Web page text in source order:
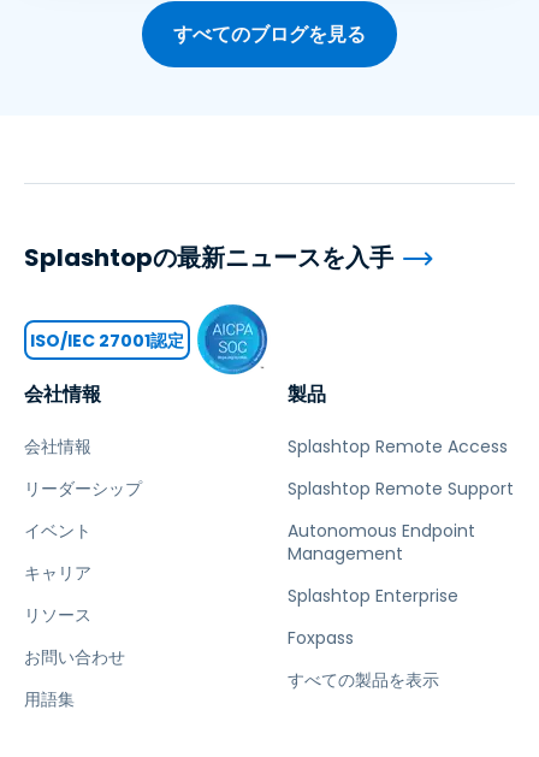
すべてのブログを見る
会社情報
会社情報
リーダーシップ
イベント
キャリア
リソース
お問い合わせ
用語集
製品
Splashtop Remote Access
Splashtop Remote Support
Autonomous Endpoint
Management
Splashtop Enterprise
Foxpass
すべての製品を表示
Splashtopの最新ニュースを入手
ISO/IEC 27001認定